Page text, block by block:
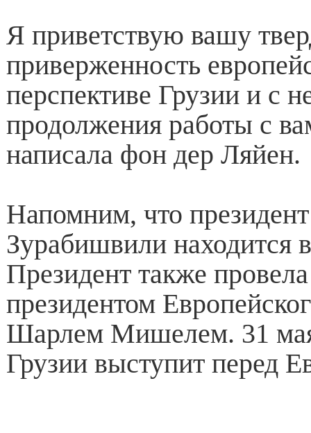
Я приветствую вашу
приверженность
перспективе Грузии и с
продолжения работы с
написала фон дер Ляйен.
Напомним, что
Зурабишвили находится
Президент также
президентом
Шарлем Мишелем. 31
Грузии выступит перед